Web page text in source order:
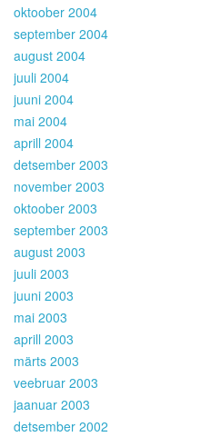
oktoober 2004
september 2004
august 2004
juuli 2004
juuni 2004
mai 2004
aprill 2004
detsember 2003
november 2003
oktoober 2003
september 2003
august 2003
juuli 2003
juuni 2003
mai 2003
aprill 2003
märts 2003
veebruar 2003
jaanuar 2003
detsember 2002